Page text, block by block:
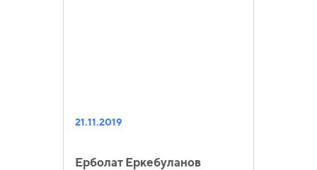
21.11.2019
Ерболат Еркебуланов